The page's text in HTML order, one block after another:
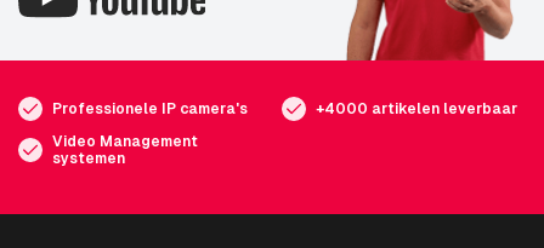
Professionele IP camera's
+4000 artikelen leverbaar
Video Management
systemen